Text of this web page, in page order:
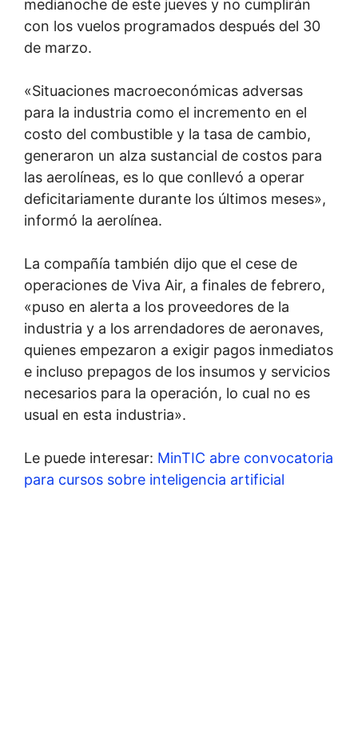
medianoche de este jueves y no cumplirán
con los vuelos programados después del 30
de marzo.
«Situaciones macroeconómicas adversas
para la industria como el incremento en el
costo del combustible y la tasa de cambio,
generaron un alza sustancial de costos para
las aerolíneas, es lo que conllevó a operar
deficitariamente durante los últimos meses»,
informó la aerolínea.
La compañía también dijo que el cese de
operaciones de Viva Air, a finales de febrero,
«puso en alerta a los proveedores de la
industria y a los arrendadores de aeronaves,
quienes empezaron a exigir pagos inmediatos
e incluso prepagos de los insumos y servicios
necesarios para la operación, lo cual no es
usual en esta industria».
Le puede interesar: MinTIC abre convocatoria
para cursos sobre inteligencia artificial